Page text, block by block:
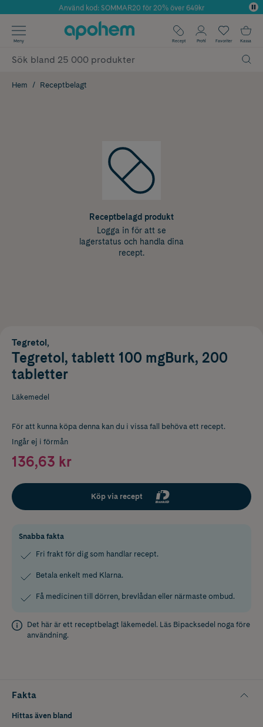
Årets Butik 2025 inom Skönhet
Använd kod: SOMMAR20 för 20% över 649kr
✓ Fri frakt
✓ Poäng på alla köp*
Meny Recept Profil Favoriter Kassa
Hem Receptbelagt
Receptbelagd produkt
Logga in för att se
lagerstatus och handla dina
recept.
Tegretol,
Tegretol, tablett 100 mgBurk, 200
tabletter
Läkemedel
För att kunna köpa denna kan du i vissa fall behöva ett recept.
Ingår ej i förmån
136,63 kr
Köp via recept
Snabba fakta
Fri frakt för dig som handlar recept.
Betala enkelt med Klarna.
Få medicinen till dörren, brevlådan eller närmaste ombud.
Det här är ett receptbelagt läkemedel. Läs Bipacksedel noga före
användning.
Fakta
Hittas även bland